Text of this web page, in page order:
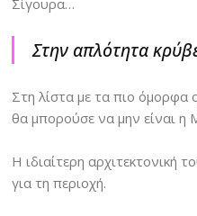
Σίγουρα…
Στην απλότητα
Στη λίστα με τα πιο όμορφα
θα μπορούσε να μην είναι η
Η ιδιαίτερη αρχιτεκτονική
για τη περιοχή.